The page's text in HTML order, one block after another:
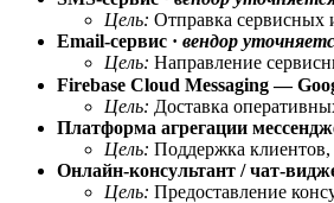
Цель: Отправка сервисных
Email-сервис · вендор
Цель: Направление
Firebase Cloud Messaging —
Цель: Доставка
Платформа агрегации
Цель: Поддержка
Онлайн-консультант / чат-
Цель: Предоставление